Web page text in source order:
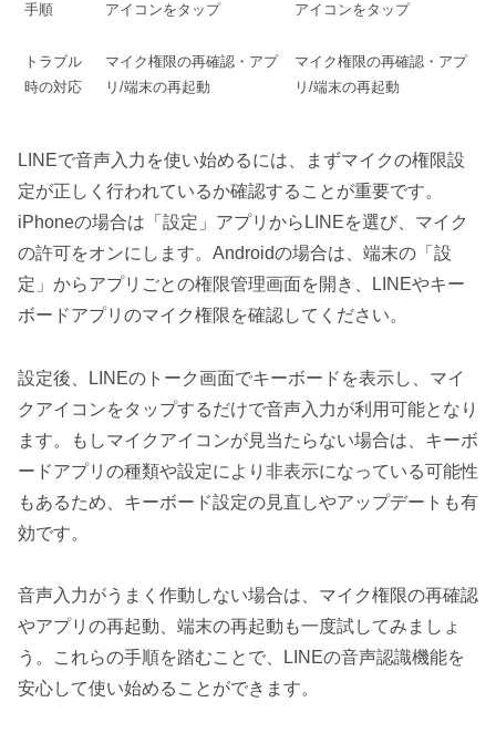
手順
アイコンをタップ
アイコンをタップ
トラブル
時の対応
マイク権限の再確認・アプ
リ/端末の再起動
マイク権限の再確認・アプ
リ/端末の再起動
LINEで音声入力を使い始めるには、まずマイクの権限設
定が正しく行われているか確認することが重要です。
iPhoneの場合は「設定」アプリからLINEを選び、マイク
の許可をオンにします。Androidの場合は、端末の「設
定」からアプリごとの権限管理画面を開き、LINEやキー
ボードアプリのマイク権限を確認してください。
設定後、LINEのトーク画面でキーボードを表示し、マイ
クアイコンをタップするだけで音声入力が利用可能となり
ます。もしマイクアイコンが見当たらない場合は、キーボ
ードアプリの種類や設定により非表示になっている可能性
もあるため、キーボード設定の見直しやアップデートも有
効です。
音声入力がうまく作動しない場合は、マイク権限の再確認
やアプリの再起動、端末の再起動も一度試してみましょ
う。これらの手順を踏むことで、LINEの音声認識機能を
安心して使い始めることができます。